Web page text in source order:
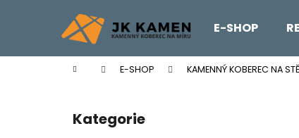
E-SHOP
Domů E-SHOP KAMENNÝ KOBEREC NA
Přeskočit
kategorie
Kategorie
í
Zpět
do
Zpět
do